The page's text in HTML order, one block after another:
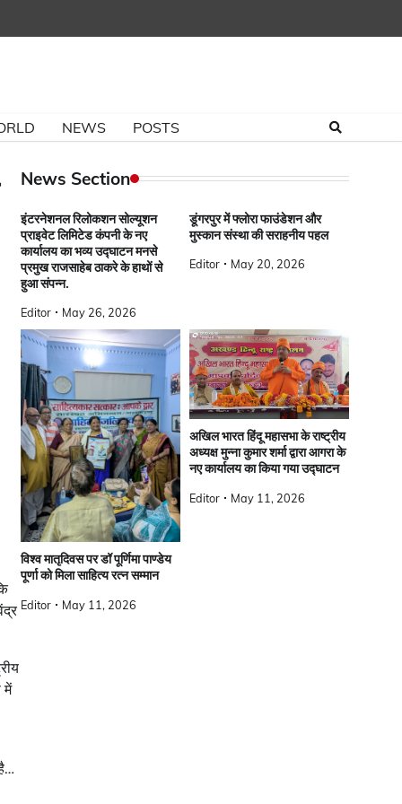
NEWS POSTS
में
News Section
इंटरनेशनल रिलोकशन सोल्यूशन
प्राइवेट लिमिटेड कंपनी के नए
कार्यालय का भव्य उद्घाटन मनसे
प्रमुख राजसाहेब ठाकरे के हाथों से
हुआ संपन्न.
Editor May 26, 2026
डूंगरपुर में फ्लोरा फाउंडेशन और
मुस्कान संस्था की सराहनीय पहल
Editor May 20, 2026
विश्व मातृदिवस पर डॉ पूर्णिमा पाण्डेय
पूर्णा को मिला साहित्य रत्न सम्मान
Editor May 11, 2026
अखिल भारत हिंदू महासभा के राष्ट्रीय
अध्यक्ष मुन्ना कुमार शर्मा द्वारा आगरा के
नए कार्यालय का किया गया उद्घाटन
Editor May 11, 2026